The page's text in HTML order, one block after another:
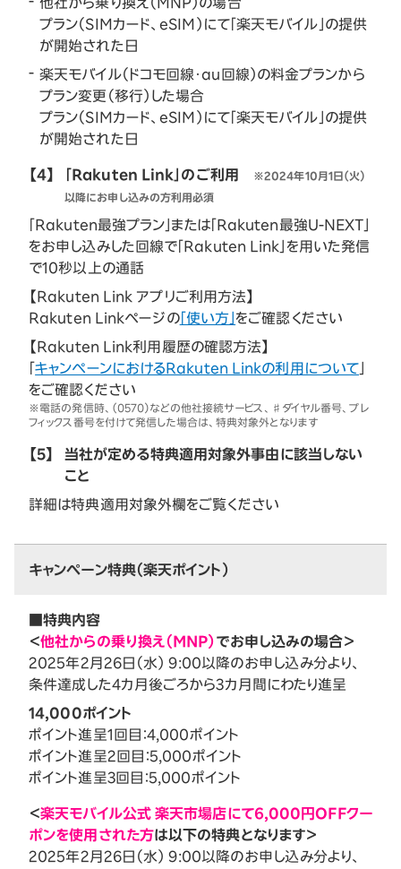
プラン（SIMカード、eSIM）にて「楽天モバイル」の提供
が開始された日
楽天モバイル（ドコモ回線・au回線）の料金プランから
プラン変更（移行）した場合
プラン（SIMカード、eSIM）にて「楽天モバイル」の提供
が開始された日
【4】 「Rakuten Link」のご利用
※2024年10月1日（火）
以降にお申し込みの方利用必須
「Rakuten最強プラン」または「Rakuten最強U-NEXT」
をお申し込みした回線で「Rakuten Link」を用いた発信
で10秒以上の通話
【Rakuten Link アプリご利用方法】
Rakuten Linkページの「使い方」 をご確認ください
【Rakuten Link利用履歴の確認方法】
「キャンペーンにおけるRakuten Linkの利用について
をご確認ください
※電話の発信時、（0570）などの他社接続サービス、♯ダイヤル番号、プレ
フィックス番号を付けて発信した場合は、特典対象外となります
【5】
当社が定める特典適用対象外事由に該当しない
こと
詳細は特典適用対象外欄をご覧ください
キャンペーン特典（楽天ポイント）
■特典内容
＜他社からの乗り換え（MNP）でお申し込みの場合＞
2025年2月26日（水） 9:00以降のお申し込み分より、
条件達成した4カ月後ごろから3カ月間にわたり進呈
14,000ポイント
ポイント進呈1回目：4,000ポイント
ポイント進呈2回目：5,000ポイント
ポイント進呈3回目：5,000ポイント
＜楽天モバイル公式 楽天市場店にて6,000円OFFクー
ポンを使用された方は以下の特典となります＞
2025年2月26日（水） 9:00以降のお申し込み分より、